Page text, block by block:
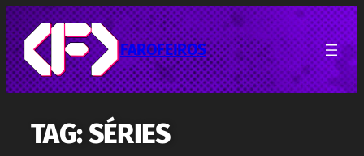
Pular
para
o
conteúdo
FAROFEIROS
TAG:SÉRIES